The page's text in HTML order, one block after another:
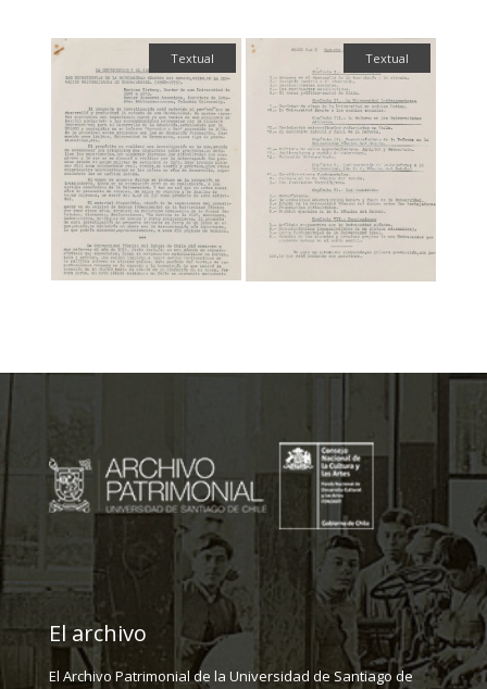
Textual Textual
El archivo
El Archivo Patrimonial de la Universidad de Santiago de